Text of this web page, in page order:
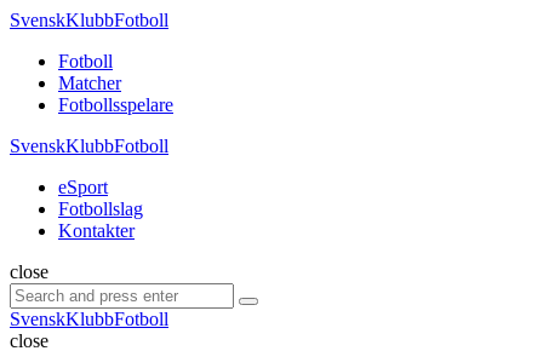
Menu
SvenskKlubbFotboll
Menu
Fotboll
Matcher
Fotbollsspelare
SvenskKlubbFotboll
eSport
Fotbollslag
Kontakter
Search
close
Search
for:
Search
SvenskKlubbFotboll
close